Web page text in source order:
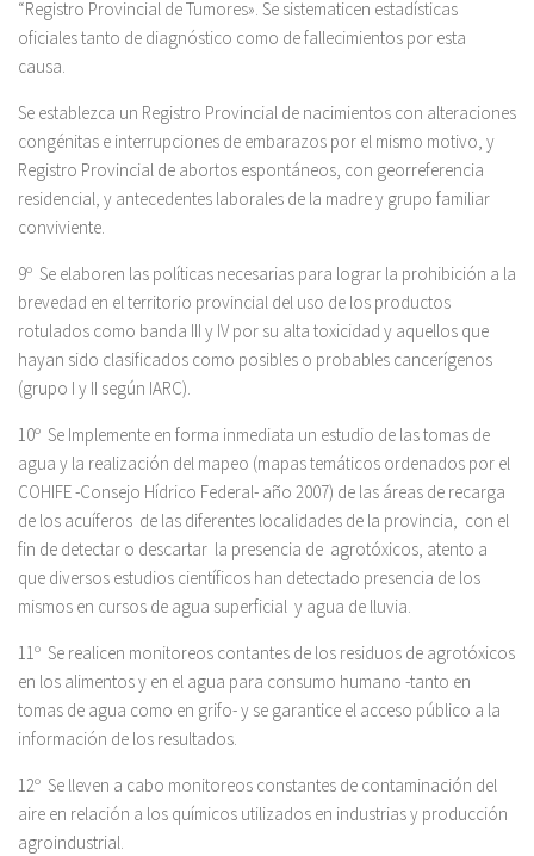
“Registro Provincial de Tumores». Se sistematicen estadísticas
oficiales tanto de diagnóstico como de fallecimientos por esta
causa.
Se establezca un Registro Provincial de nacimientos con alteraciones
congénitas e interrupciones de embarazos por el mismo motivo, y
Registro Provincial de abortos espontáneos, con georreferencia
residencial, y antecedentes laborales de la madre y grupo familiar
conviviente.
9º Se elaboren las políticas necesarias para lograr la prohibición a la
brevedad en el territorio provincial del uso de los productos
rotulados como banda III y IV por su alta toxicidad y aquellos que
hayan sido clasificados como posibles o probables cancerígenos
(grupo I y II según IARC).
10º Se Implemente en forma inmediata un estudio de las tomas de
agua y la realización del mapeo (mapas temáticos ordenados por el
COHIFE -Consejo Hídrico Federal- año 2007) de las áreas de recarga
de los acuíferos de las diferentes localidades de la provincia, con el
fin de detectar o descartar la presencia de agrotóxicos, atento a
que diversos estudios científicos han detectado presencia de los
mismos en cursos de agua superficial y agua de lluvia.
11º Se realicen monitoreos contantes de los residuos de agrotóxicos
en los alimentos y en el agua para consumo humano -tanto en
tomas de agua como en grifo- y se garantice el acceso público a la
información de los resultados.
12º Se lleven a cabo monitoreos constantes de contaminación del
aire en relación a los químicos utilizados en industrias y producción
agroindustrial.